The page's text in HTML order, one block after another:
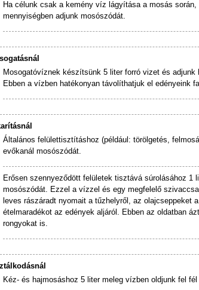
Ha célunk csak a kemény víz lágyítása a mosás
mennyiségben adjunk mosószódát.
Mosogatóvíznek készítsünk 5 liter forró vizet és adjunk
Ebben a vízben hatékonyan távolíthatjuk el edényeink
Általános felülettisztításhoz (például: törölgetés,
evőkanál mosószódát.
Erősen szennyeződött felületek tisztává súrolásához 1
mosószódát. Ezzel a vízzel és egy megfelelő
leves rászáradt nyomait a tűzhelyről, az olajcseppeket
ételmaradékot az edények aljáról. Ebben az oldatban
rongyokat is.
Kéz- és hajmosáshoz 5 liter meleg vízben oldjunk fel